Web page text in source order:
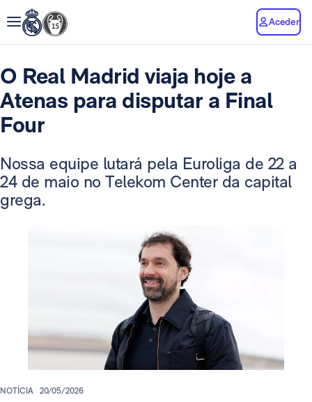
Aceder
O Real Madrid viaja hoje a
Atenas para disputar a Final
Four
Nossa equipe lutará pela Euroliga de 22 a
24 de maio no Telekom Center da capital
grega.
NOTÍCIA 20/05/2026